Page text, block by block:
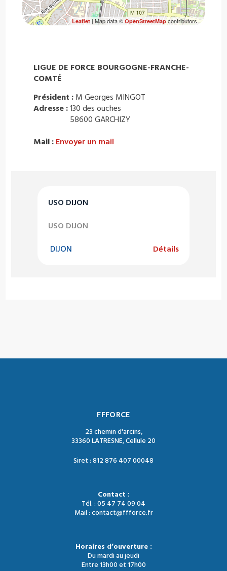
USO DIJON
USO DIJON
DIJON Détails
Leaflet| Map data ©OpenStreetMapcontributors
LIGUE DE FORCE BOURGOGNE-FRANCHE-
COMTÉ
Président : M Georges MINGOT
Adresse :130 des ouches
58600 GARCHIZY
Mail : Envoyer un mail
FFFORCE
23 chemin d'arcins,
33360 LATRESNE, Cellule 20
Siret : 812 876 407 00048
Contact :
Tél. : 05 47 74 09 04
Mail : contact@ffforce.fr
Horaires d’ouverture :
Du mardi au jeudi
Entre 13h00 et 17h00